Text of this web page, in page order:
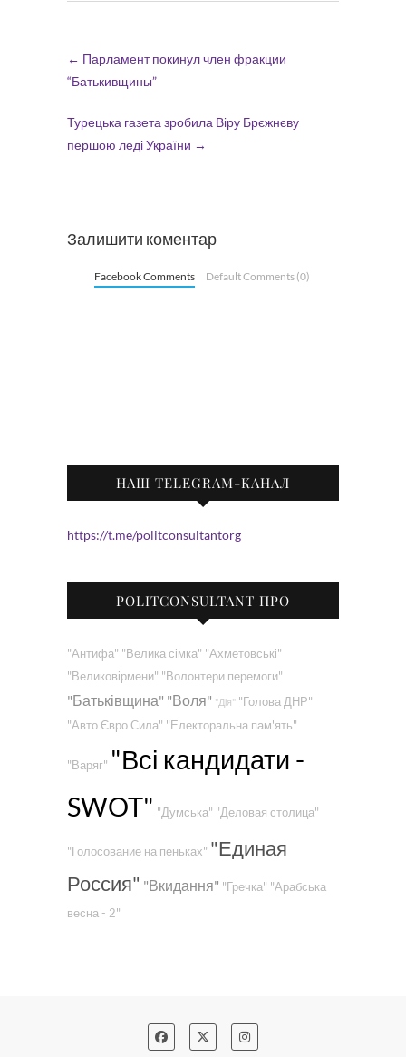
← Парламент покинул член фракции
“Батькивщины”
Турецька газета зробила Віру Брєжнєву
першою леді України →
Залишити коментар
Facebook Comments Default Comments (0)
НАШ TELEGRAM-КАНАЛ
https://t.me/politconsultantorg
POLITCONSULTANT ПРО
"Антифа" "Велика сімка" "Ахметовські"
"Великовірмени" "Волонтери перемоги"
"Батьківщина" "Воля" "Дія" "Голова ДНР"
"Авто Євро Сила" "Електоральна пам'ять"
"Варяг" "Всі кандидати -
SWOT" "Думська" "Деловая столица"
"Голосование на пеньках" "Единая
Россия" "Вкидання" "Гречка" "Арабська
весна - 2"